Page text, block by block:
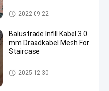
architecturaal draadnetwerk
2022-09-22
Balustrade Infill Kabel 3.0
mm Draadkabel Mesh For
Staircase
Het Netwerk van de draadkabel
2025-12-30